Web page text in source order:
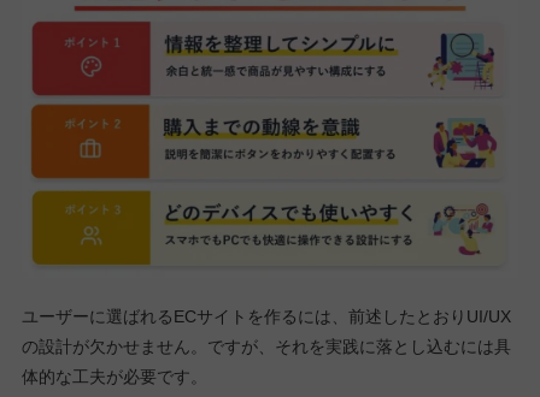
ユーザーに選ばれるECサイトを作るには、前述したとおりUI/UX
の設計が欠かせません。ですが、それを実践に落とし込むには具
体的な工夫が必要です。